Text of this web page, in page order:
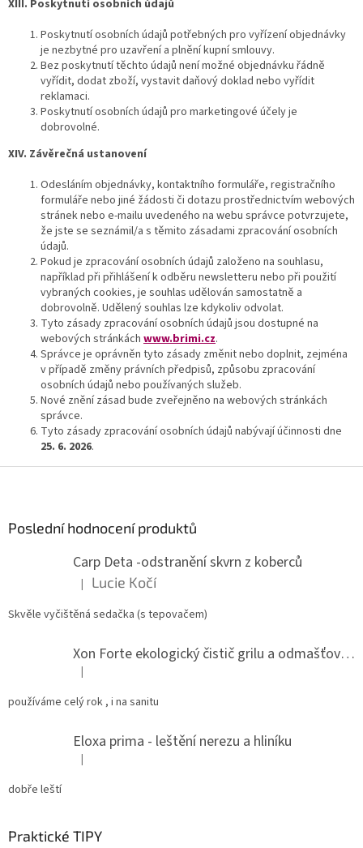
XIII. Poskytnutí osobních údajů
Poskytnutí osobních údajů potřebných pro vyřízení objednávky
je nezbytné pro uzavření a plnění kupní smlouvy.
Bez poskytnutí těchto údajů není možné objednávku řádně
vyřídit, dodat zboží, vystavit daňový doklad nebo vyřídit
reklamaci.
Poskytnutí osobních údajů pro marketingové účely je
dobrovolné.
XIV. Závěrečná ustanovení
Odesláním objednávky, kontaktního formuláře, registračního
formuláře nebo jiné žádosti či dotazu prostřednictvím webových
stránek nebo e-mailu uvedeného na webu správce potvrzujete,
že jste se seznámil/a s těmito zásadami zpracování osobních
údajů.
Pokud je zpracování osobních údajů založeno na souhlasu,
například při přihlášení k odběru newsletteru nebo při použití
vybraných cookies, je souhlas udělován samostatně a
dobrovolně. Udělený souhlas lze kdykoliv odvolat.
Tyto zásady zpracování osobních údajů jsou dostupné na
webových stránkách www.brimi.cz.
Správce je oprávněn tyto zásady změnit nebo doplnit, zejména
v případě změny právních předpisů, způsobu zpracování
osobních údajů nebo používaných služeb.
Nové znění zásad bude zveřejněno na webových stránkách
správce.
Tyto zásady zpracování osobních údajů nabývají účinnosti dne
25. 6. 2026.
Poslední hodnocení produktů
Carp Deta -odstranění skvrn z koberců
Hodnocení produktu je 5 z 5 hvězdiček.
| Lucie Kočí
Skvěle vyčištěná sedačka (s tepovačem)
Xon Forte ekologický čistič grilu a odmašťovač do kuchyně
Hodnocení produktu je 5 z 5 hvězdiček.
|
používáme celý rok , i na sanitu
Eloxa prima - leštění nerezu a hliníku
Hodnocení produktu je 5 z 5 hvězdiček.
|
dobře leští
Praktické TIPY